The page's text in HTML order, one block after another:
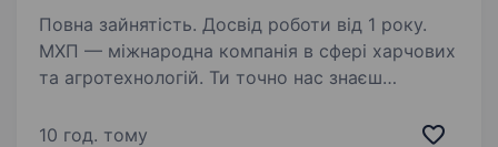
Повна зайнятість. Досвід роботи від 1 року.
МХП — міжнародна компанія в сфері харчових
та агротехнологій. Ти точно нас знаєш
Ряба Апетитна», «Бащинський», «Легко!»,
10 год. тому